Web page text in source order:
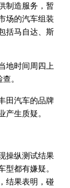
制造服务，暂
场的汽车组装
括马自达、斯
地时间周四上
。
田汽车的品牌
生质疑。
操纵测试结果
都有嫌疑。
结果表明，碰